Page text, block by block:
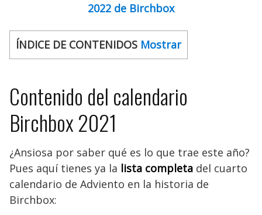
2022 de Birchbox
ÍNDICE DE CONTENIDOS Mostrar
Contenido del calendario
Birchbox 2021
¿Ansiosa por saber qué es lo que trae este año?
Pues aquí tienes ya la lista completa del cuarto
calendario de Adviento en la historia de
Birchbox: